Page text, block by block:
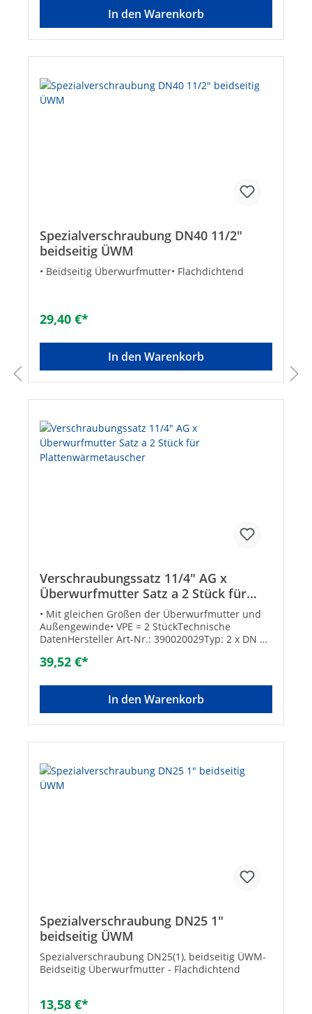
In den Warenkorb
Spezialverschraubung DN40 11/2"
beidseitig ÜWM
• Beidseitig Überwurfmutter• Flachdichtend
29,40 €*
In den Warenkorb
Verschraubungssatz 11/4" AG x
Überwurfmutter Satz a 2 Stück für
Plattenwärmetauscher
• Mit gleichen Größen der Überwurfmutter und
Außengewinde• VPE = 2 StückTechnische
DatenHersteller Art-Nr.: 390020029Typ: 2 x DN 32
39,52 €*
In den Warenkorb
Spezialverschraubung DN25 1"
beidseitig ÜWM
Spezialverschraubung DN25(1), beidseitig ÜWM-
Beidseitig Überwurfmutter - Flachdichtend
13,58 €*